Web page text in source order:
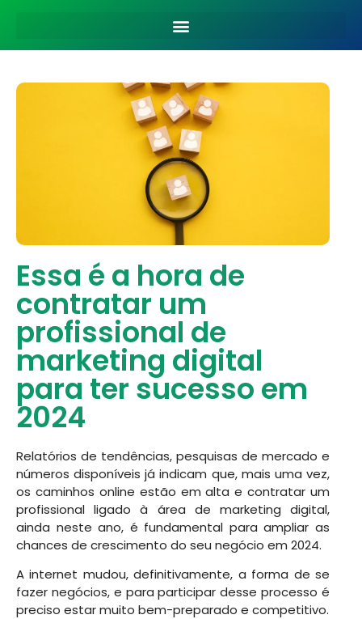
Essa é a hora de
contratar um
profissional de
marketing digital
para ter sucesso em
2024
Relatórios de tendências, pesquisas de mercado e
números disponíveis já indicam que, mais uma vez,
os caminhos online estão em alta e contratar um
profissional ligado à área de marketing digital,
ainda neste ano, é fundamental para ampliar as
chances de crescimento do seu negócio em 2024.
A internet mudou, definitivamente, a forma de se
fazer negócios, e para participar desse processo é
preciso estar muito bem-preparado e competitivo.